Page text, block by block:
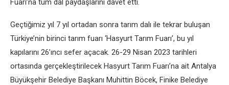
Fuarı’na tüm dal paydaşlarını davet etti.
Geçtiğimiz yıl 7 yıl ortadan sonra tarım dalı ile tekrar buluşan
Türkiye’nin birinci tarım fuarı ‘Hasyurt Tarım Fuarı’, bu yıl
kapılarını 26’ıncı sefer açacak. 26-29 Nisan 2023 tarihleri
ortasında gerçekleştirilecek Hasyurt Tarım Fuarı’na ait Antalya
Büyükşehir Belediye Başkanı Muhittin Böcek, Finike Belediye